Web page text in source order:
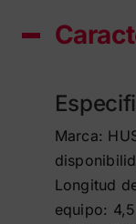
Marca:
Longitud
equipo: